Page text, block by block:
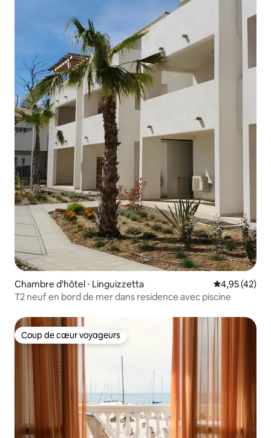
Chambre d'hôtel ⋅ Linguizzetta Évaluation
4,95 (42)
T2 neuf en bord de mer dans residence avec piscine
Coup de cœur voyageurs
Coup de cœur voyageurs